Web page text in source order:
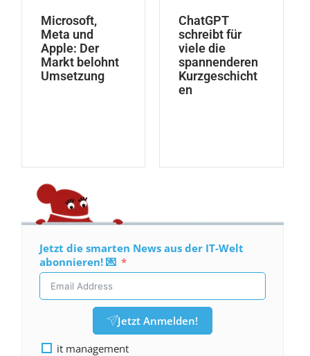
Microsoft,
Meta und
Apple: Der
Markt belohnt
Umsetzung
ChatGPT
schreibt für
viele die
spannenderen
Kurzgeschicht
en
Jetzt die smarten News aus der IT-Welt
abonnieren! 💌
Jetzt Anmelden!
it management